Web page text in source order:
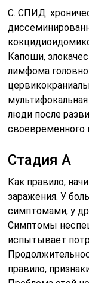
C. СПИД:
Капоши,
лимфома
люди после
своевременного
Стадия А
Как правило,
заражения. У
симптомами, у
Симптомы
испытывает
правило,